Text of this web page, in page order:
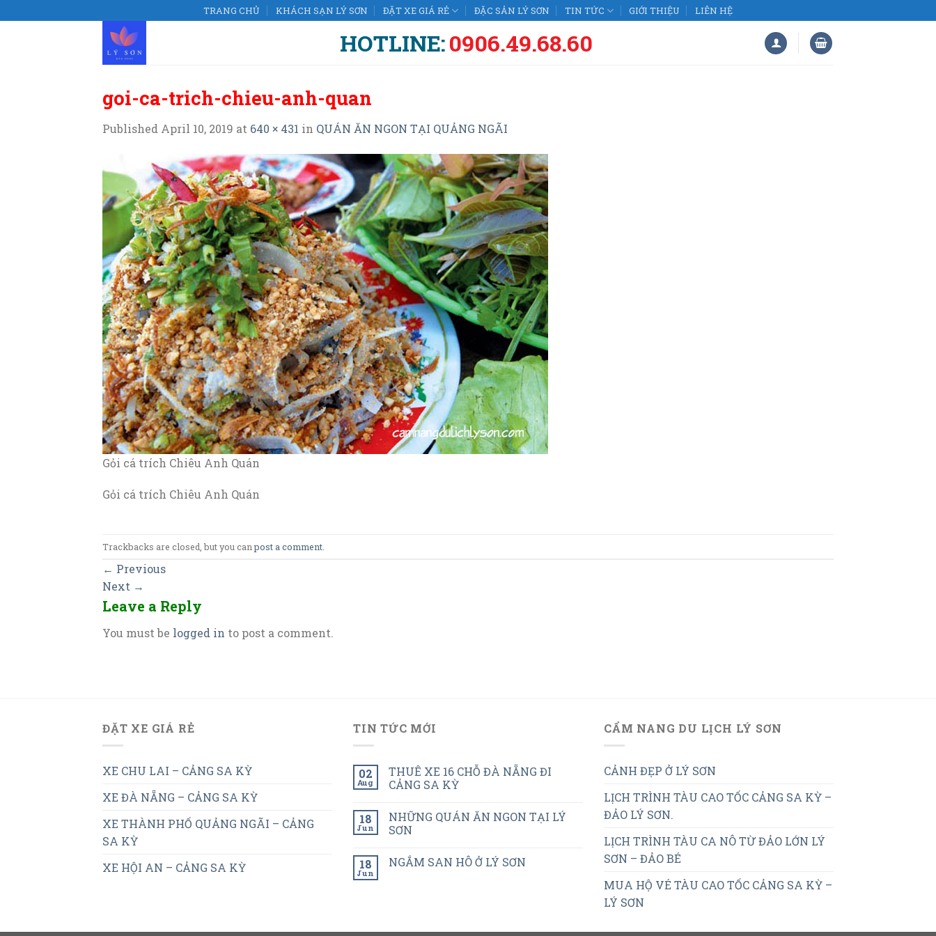
to
TRANG CHỦ KHÁCH SẠN LÝ SƠN ĐẶT XE GIÁ RẺ ĐẶC SẢN LÝ SƠN TIN TỨC GIỚI THIỆU LIÊN HỆ
HOTLINE:0906.49.68.60
goi-ca-trich-chieu-anh-quan
Published April 10, 2019 at 640 × 431 in QUÁN ĂN NGON TẠI QUẢNG NGÃI
Gỏi cá trích Chiêu Anh Quán
Gỏi cá trích Chiêu Anh Quán
Trackbacks are closed, but you canpost a comment
← Previous
Next →
Leave a Reply
You must be logged in to post a comment.
ĐẶT XE GIÁ RẺ
XE CHU LAI – CẢNG SA KỲ
XE ĐÀ NẴNG – CẢNG SA KỲ
XE THÀNH PHỐ QUẢNG NGÃI – CẢNG
SA KỲ
XE HỘI AN – CẢNG SA KỲ
TIN TỨC MỚI
02
Aug
THUÊ XE 16 CHỖ ĐÀ NẴNG ĐI
CẢNG SA KỲ
18
Jun
NHỮNG QUÁN ĂN NGON TẠI LÝ
SƠN
18
Jun
NGẮM SAN HÔ Ở LÝ SƠN
CẨM NANG DU LỊCH LÝ SƠN
CẢNH ĐẸP Ở LÝ SƠN
LỊCH TRÌNH TÀU CAO TỐC CẢNG SA KỲ –
ĐẢO LÝ SƠN.
LỊCH TRÌNH TÀU CA NÔ TỪ ĐẢO LỚN LÝ
SƠN – ĐẢO BÉ
MUA HỘ VÉ TÀU CAO TỐC CẢNG SA KỲ –
LÝ SƠN